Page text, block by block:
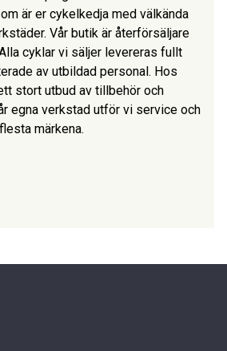
är er cykelkedja med välkända
Vår butik är återförsäljare
cyklar vi säljer levereras fullt
av utbildad personal. Hos
stort utbud av tillbehör och
egna verkstad utför vi service och
märkena.